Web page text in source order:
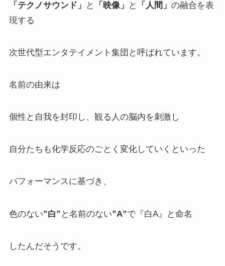
「テクノサウンド」 と 「映像」 と 「人間」 の融合を表
現する
次世代型エンタテイメント集団と呼ばれています。
名前の由来は
個性と自我を封印し、観る人の脳内を刺激し
自分たちも化学反応のごとく変化していくといった
パフォーマンスに基づき、
色のない”白” と名前のない”A”で『白A』と命名
したんだそうです。